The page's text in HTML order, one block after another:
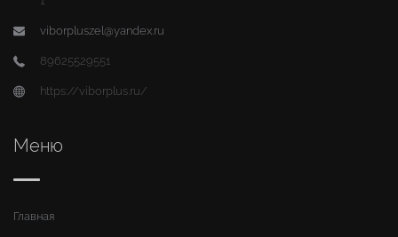
viborpluszel@yandex.ru
89625529551
https://viborplus.ru/
Меню
Главная